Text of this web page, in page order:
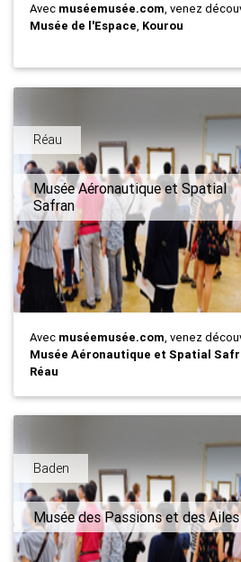
Avec muséemusée.com, venez
Musée de l'Espace, Kourou
Réau
Musée Aéronautique et Spatial
Safran
Avec muséemusée.com, venez
Musée Aéronautique et Spatial
Réau
Baden
Musée des Passions et des Ailes